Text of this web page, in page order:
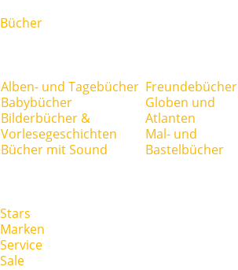
Bücher
Alben- und Tagebücher
Babybücher
Bilderbücher &
Vorlesegeschichten
Bücher mit Sound
Freundebücher
Globen und
Atlanten
Mal- und
Bastelbücher
Stars
Marken
Service
Sale